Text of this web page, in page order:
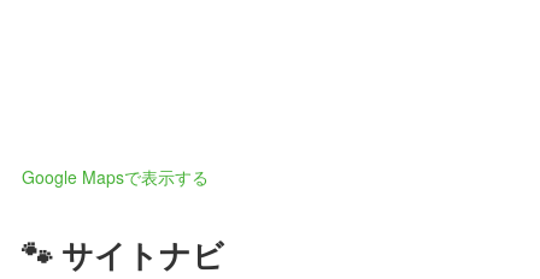
Google Mapsで表示する
🐾 サイトナビ